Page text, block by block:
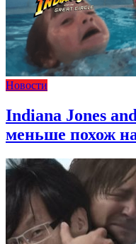
Новости
Indiana Jones
меньше похож